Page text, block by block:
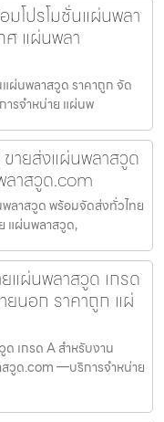
มโปรโมชั่นแผ่นพลา
ศ แผ่นพลา
ผ่นพลาสวูด ราคาถูก จัด
รจำหน่าย แผ่นพ
ายส่งแผ่นพลาสวูด
าสวูด.com
ลาสวูด พร้อมจัดส่งทั่วไทย
แผ่นพลาสวูด,
แผ่นพลาสวูด เกรด
ยนอก ราคาถูก แผ่
เกรด A สำหรับงาน
วูด.com —บริการจำหน่าย